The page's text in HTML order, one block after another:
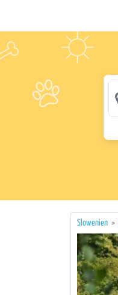
Slowenien >